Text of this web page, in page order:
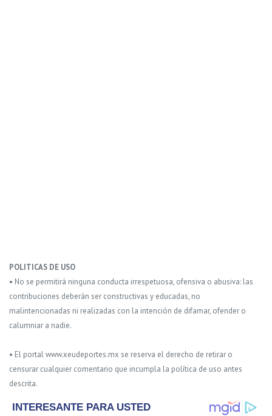
POLITICAS DE USO
• No se permitirá ninguna conducta irrespetuosa, ofensiva o abusiva: las
contribuciones deberán ser constructivas y educadas, no
malintencionadas ni realizadas con la intención de difamar, ofender o
calumniar a nadie.
• El portal www.xeudeportes.mx se reserva el derecho de retirar o
censurar cualquier comentario que incumpla la política de uso antes
descrita.